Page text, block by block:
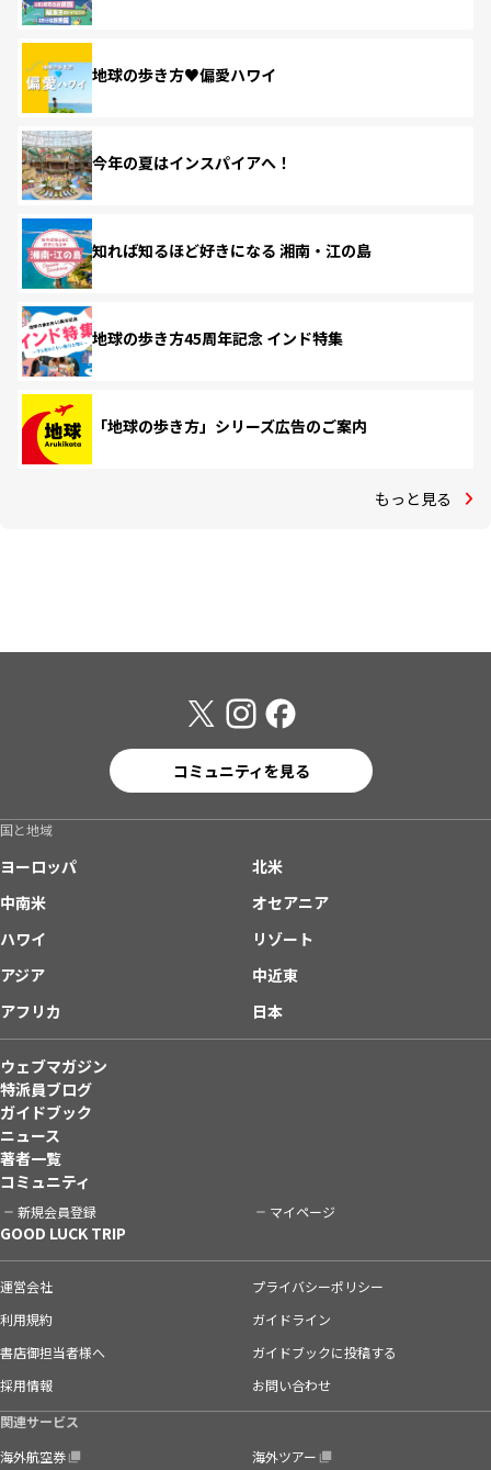
地球の歩き方♥偏愛ハワイ
今年の夏はインスパイアへ！
知れば知るほど好きになる 湘南・江の島
地球の歩き方45周年記念 インド特集
「地球の歩き方」シリーズ広告のご案内
もっと見る
コミュニティを見る
国と地域
ヨーロッパ
北米
中南米
オセアニア
ハワイ
リゾート
アジア
中近東
アフリカ
日本
ウェブマガジン
特派員ブログ
ガイドブック
ニュース
著者一覧
コミュニティ
新規会員登録 マイページ
GOOD LUCK TRIP
運営会社
プライバシーポリシー
利用規約
ガイドライン
書店御担当者様へ
ガイドブックに投稿する
採用情報
お問い合わせ
関連サービス
海外航空券
海外ツアー